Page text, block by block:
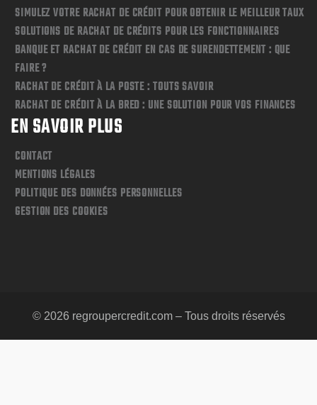
SIMULEZ VOTRE RACHAT DE CRÉDIT POUR OBTENIR LE MEILLEUR TAUX
SOLUTIONS DE RACHAT DE CRÉDITS POUR LES FONCTIONNAIRES
BANQUE ET RACHAT DE CRÉDIT EN CAS DE SURENDETTEMENT : QUE
FAIRE ?
RACHAT DE CRÉDIT À LA POSTE : TOUTS SAVOIR
RACHAT DE CRÉDIT À LA BRED : UNE SOLUTION POUR VOS FINANCES
EN SAVOIR PLUS
CONTACT
MENTIONS LÉGALES
POLITIQUE DES DONNÉES PERSONNELLES
GESTION DES COOKIES
© 2026 regroupercredit.com – Tous droits réservés